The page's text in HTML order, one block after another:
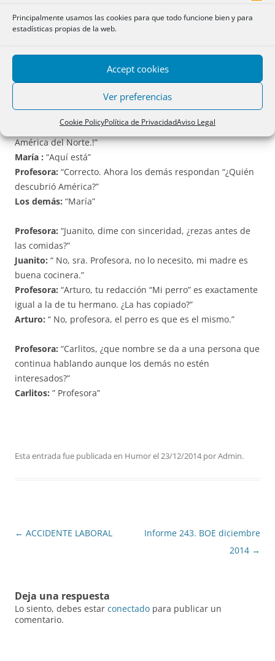
Principalmente usamos las cookies para que todo funcione bien y para
estadísticas propias de la web.
Accept cookies
Ver preferencias
Cookie PolicyPolítica de PrivacidadAviso Legal
Contesta el alumno:
“Un fraude es lo que está haciendo
El profesor indignado:” ¿Cómo es eso?”
“Según el código penal, comete fraude
todo aquél que se aprovecha de la ignorancia del otro para
Profesora:“María, señale en el mapa donde queda
América del Norte.!”
María : “Aquí está”
Profesora: “Correcto. Ahora los demás respondan “¿Quién
descubrió América?”
Los demás: “María”
Profesora: “Juanito, dime con sinceridad, ¿rezas antes de
las comidas?”
Juanito: “ No, sra. Profesora, no lo necesito, mi madre es
buena cocinera.”
Profesora: “Arturo, tu redacción “Mi perro” es exactamente
igual a la de tu hermano. ¿La has copiado?”
Arturo: “ No, profesora, el perro es que es el mismo.”
Profesora: “Carlitos, ¿que nombre se da a una persona que
continua hablando aunque los demás no estén
interesados?”
Carlitos: ” Profesora”
Esta entrada fue publicada en Humorel23/12/2014porAdmin.
Navegación
← ACCIDENTE LABORAL
Informe 243. BOE diciembre
2014 →
Deja una respuesta
Lo siento, debes estar conectado para publicar un
comentario.